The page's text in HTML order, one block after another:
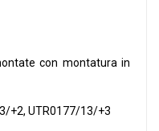
con montatura in
+2, UTR0177/13/+3